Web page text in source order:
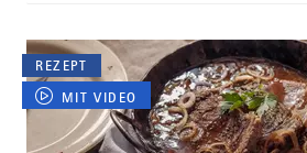
REZEPT
MIT VIDEO